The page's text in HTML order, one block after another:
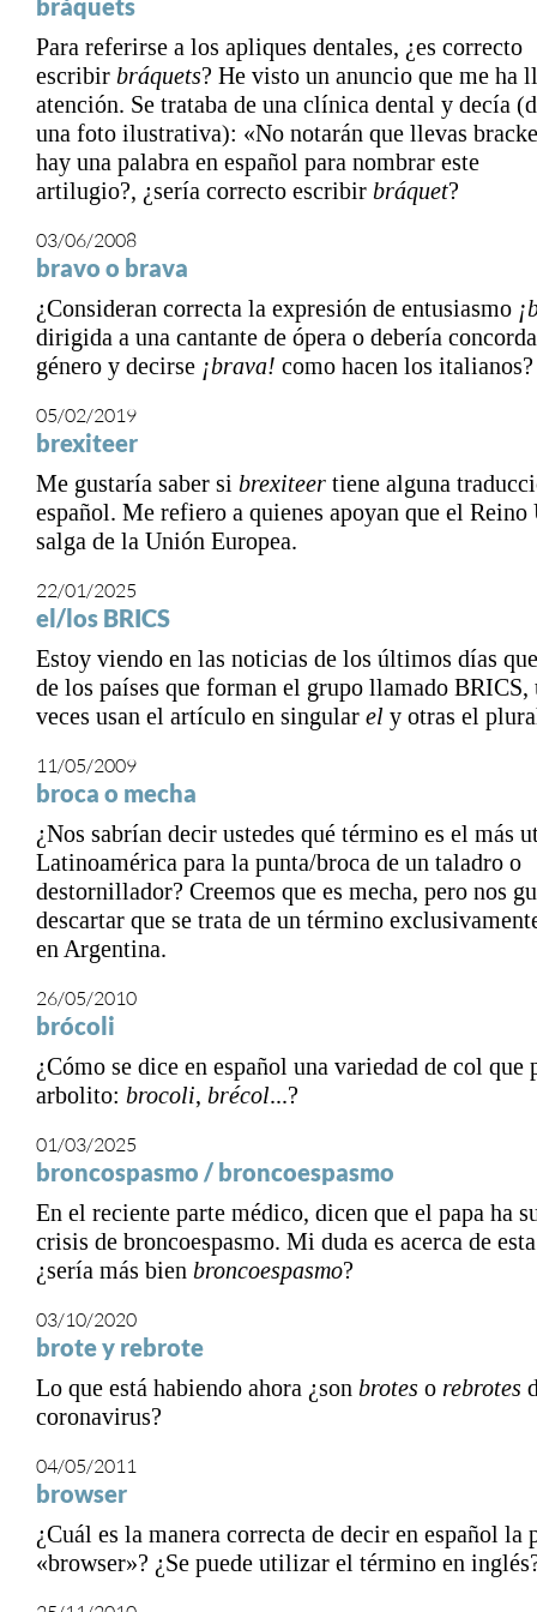
bráquets
Para referirse a los apliques dentales, ¿es correcto
escribir bráquets? He visto un anuncio que me ha
atención. Se trataba de una clínica dental y decía
una foto ilustrativa): «No notarán que llevas
hay una palabra en español para nombrar este
artilugio?, ¿sería correcto escribir bráquet?
03/06/2008
bravo o brava
¿Consideran correcta la expresión de entusiasmo
dirigida a una cantante de ópera o debería
género y decirse ¡brava! como hacen los italianos?
05/02/2019
brexiteer
Me gustaría saber si brexiteer tiene alguna
español. Me refiero a quienes apoyan que el Reino
salga de la Unión Europea.
22/01/2025
el/los BRICS
Estoy viendo en las noticias de los últimos días
de los países que forman el grupo llamado BRICS,
veces usan el artículo en singular el y otras el
11/05/2009
broca o mecha
¿Nos sabrían decir ustedes qué término es el más
Latinoamérica para la punta/broca de un taladro o
destornillador? Creemos que es mecha, pero nos
descartar que se trata de un término
en Argentina.
26/05/2010
brócoli
¿Cómo se dice en español una variedad de col que
arbolito: brocoli, brécol...?
01/03/2025
broncospasmo / broncoespasmo
En el reciente parte médico, dicen que el papa ha
crisis de broncoespasmo. Mi duda es acerca de
¿sería más bien broncoespasmo?
03/10/2020
brote y rebrote
Lo que está habiendo ahora ¿son brotes o rebrotes
coronavirus?
04/05/2011
browser
¿Cuál es la manera correcta de decir en español la
«browser»? ¿Se puede utilizar el término en